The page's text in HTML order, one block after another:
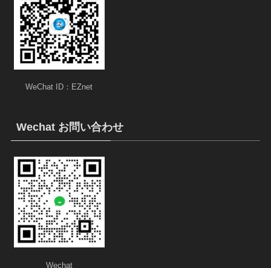
WeChat ID：EZnet
Wechat お問い合わせ
Wechat